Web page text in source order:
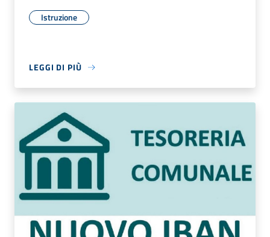
Istruzione
LEGGI DI PIÙ